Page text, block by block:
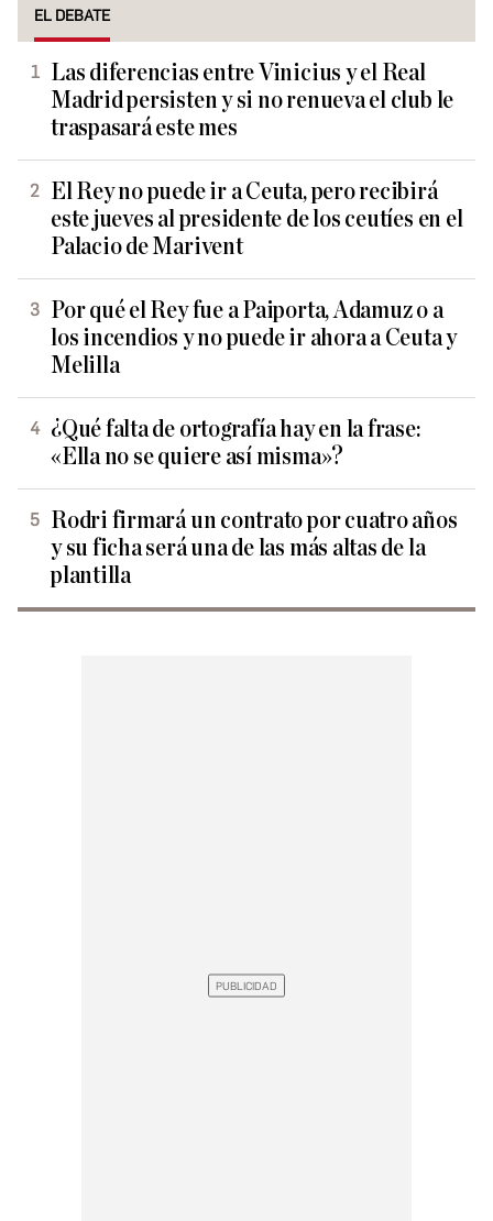
EL DEBATE
Las diferencias entre Vinicius y el Real
Madrid persisten y si no renueva el club le
traspasará este mes
El Rey no puede ir a Ceuta, pero recibirá
este jueves al presidente de los ceutíes en el
Palacio de Marivent
Por qué el Rey fue a Paiporta, Adamuz o a
los incendios y no puede ir ahora a Ceuta y
Melilla
¿Qué falta de ortografía hay en la frase:
«Ella no se quiere así misma»?
Rodri firmará un contrato por cuatro años
y su ficha será una de las más altas de la
plantilla